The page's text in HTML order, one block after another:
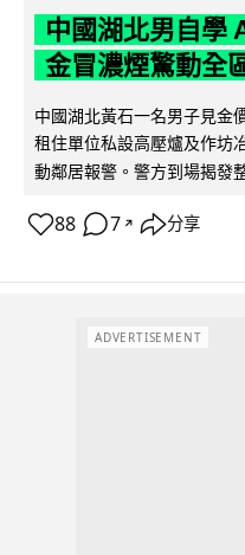
中國湖北男自學
金冒濃煙驚動全
中國湖北黃石一名男子見金
租住單位私設高壓爐及作坊
動鄰居報警。警方到場揭發
88 7 ↗ 分享
ADVERTISEMENT